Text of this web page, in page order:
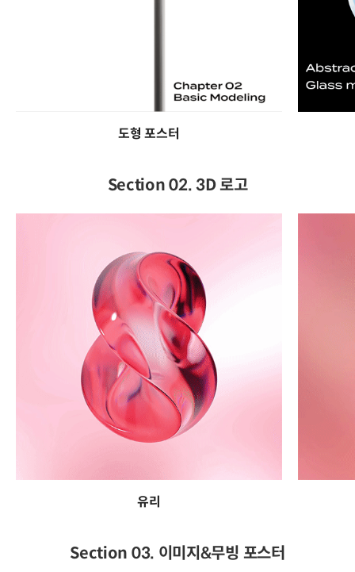
도형 포스터
Section 02. 3D 로고
유리
Section 03. 이미지&무빙 포스터